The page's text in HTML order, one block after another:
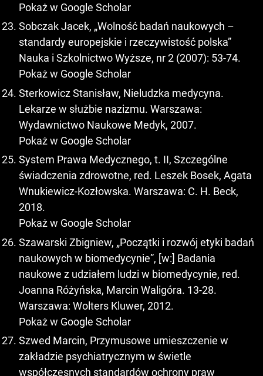
Pokaż w Google Scholar
Sobczak Jacek, „Wolność badań naukowych –
standardy europejskie i rzeczywistość polska”
Nauka i Szkolnictwo Wyższe, nr 2 (2007): 53-74.
Pokaż w Google Scholar
Sterkowicz Stanisław, Nieludzka medycyna.
Lekarze w służbie nazizmu. Warszawa:
Wydawnictwo Naukowe Medyk, 2007.
Pokaż w Google Scholar
System Prawa Medycznego, t. II, Szczególne
świadczenia zdrowotne, red. Leszek Bosek, Agata
Wnukiewicz-Kozłowska. Warszawa: C. H. Beck,
2018.
Pokaż w Google Scholar
Szawarski Zbigniew, „Początki i rozwój etyki badań
naukowych w biomedycynie”, [w:] Badania
naukowe z udziałem ludzi w biomedycynie, red.
Joanna Różyńska, Marcin Waligóra. 13-28.
Warszawa: Wolters Kluwer, 2012.
Pokaż w Google Scholar
Szwed Marcin, Przymusowe umieszczenie w
zakładzie psychiatrycznym w świetle
współczesnych standardów ochrony praw